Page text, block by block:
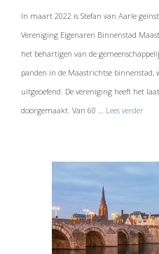
In maart 2022 is Stefan van Aarle
Vereniging Eigenaren Binnenstad
het behartigen van de
panden in de Maastrichtse
uitgeoefend. De vereniging heeft het
doorgemaakt. Van 60 … Lees verder